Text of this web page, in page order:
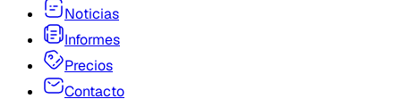
Noticias
Informes
Precios
Contacto